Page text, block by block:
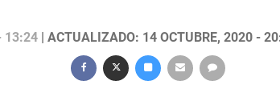
13:24| ACTUALIZADO: 14 OCTUBRE, 2020 -